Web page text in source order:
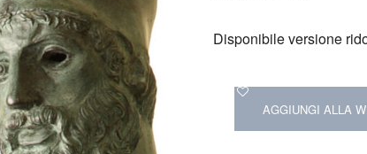
Disponibile versione
AGGIUNGI ALLA